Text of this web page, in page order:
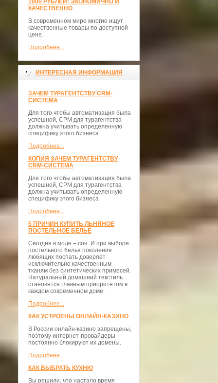
1000 РУБЛЕЙ: ЭКОНОМИЧНО И
КАЧЕСТВЕННО
В современном мире многие ищут
качественные товары по доступной
цене.
Подробнее...
ИНТЕРЕСНАЯ ИНФОРМАЦИЯ
ЗАЧЕМ ТУРАГЕНТСТВУ CRM-
СИСТЕМА
Для того чтобы автоматизация была
успешной, СРМ для турагентства
должна учитывать определенную
специфику этого бизнеса
Подробнее...
КОПИЯ ЗАЧЕМ ТУРАГЕНТСТВУ
CRM-СИСТЕМА
Для того чтобы автоматизация была
успешной, СРМ для турагентства
должна учитывать определенную
специфику этого бизнеса
Подробнее...
5 ПРИЧИН КУПИТЬ ЛЬНЯНОЕ
ПОСТЕЛЬНОЕ БЕЛЬЕ
Сегодня в моде – сон. И при выборе
постельного белья поколение
любящих поспать доверяет
исключительно качественным
тканям без синтетических примесей.
Натуральный домашний текстиль
становятся главным приоритетом в
каждом современном доме.
Подробнее...
КАК УСТРОЕНЫ ОНЛАЙН-КАЗИНО
В России онлайн-казино запрещены,
поэтому интернет-провайдеры
постоянно блокируют их домены.
Подробнее...
КАК ВЫБРАТЬ КУХНЮ
Вы решили, что настало время